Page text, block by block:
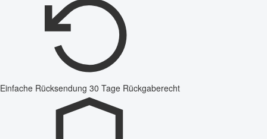
Einfache Rücksendung 30 Tage Rückgaberecht